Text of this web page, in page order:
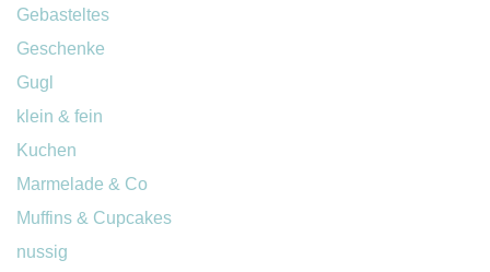
Gebasteltes
Geschenke
Gugl
klein & fein
Kuchen
Marmelade & Co
Muffins & Cupcakes
nussig